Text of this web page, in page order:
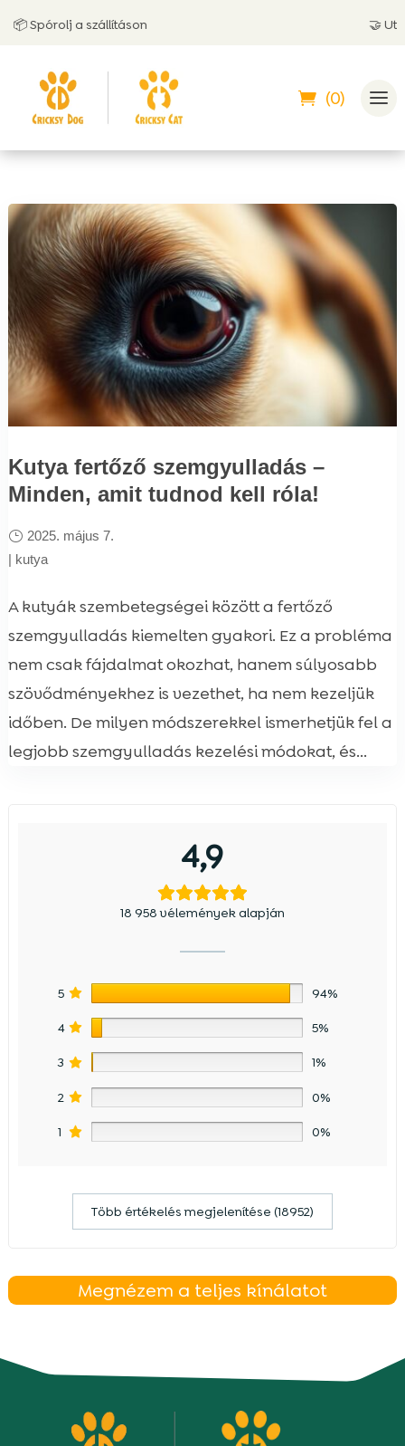
Spórolj a szállításon 🤝
(0)
Kutya fertőző szemgyulladás –
Minden, amit tudnod kell róla!
2025. május 7.
| kutya
A kutyák szembetegségei között a fertőző
szemgyulladás kiemelten gyakori. Ez a probléma
nem csak fájdalmat okozhat, hanem súlyosabb
szövődményekhez is vezethet, ha nem kezeljük
időben. De milyen módszerekkel ismerhetjük fel a
legjobb szemgyulladás kezelési módokat, és...
4,9
18 958 vélemények alapján
5 94%
4 5%
3 1%
2 0%
1 0%
Több értékelés megjelenítése (18952)
Megnézem a teljes kínálatot